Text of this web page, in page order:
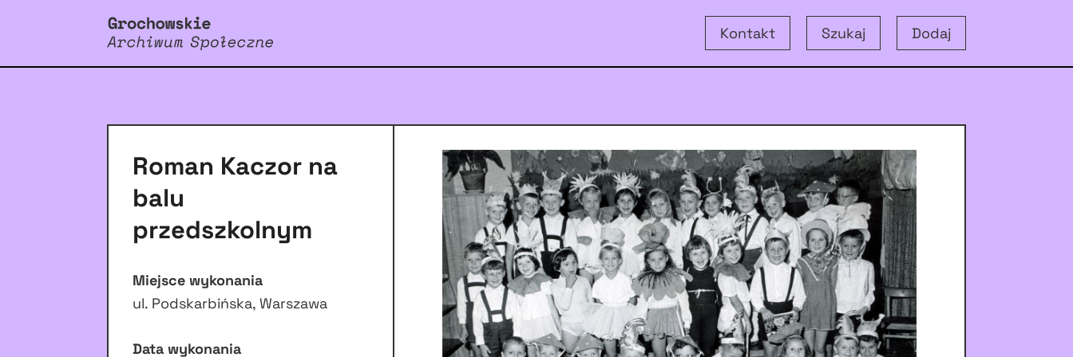
Kontakt Szukaj Dodaj
Roman Kaczor na
balu
przedszkolnym
Miejsce wykonania
ul. Podskarbińska, Warszawa
Data wykonania